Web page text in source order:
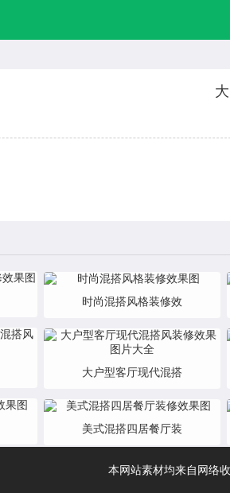
时尚混搭风格装修效
大户型客厅现代混搭
美式混搭四居餐厅装
本网站素材均来自网络